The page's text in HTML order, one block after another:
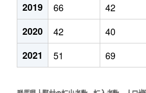
2019
66 42
2020
42 40
2021
51 69